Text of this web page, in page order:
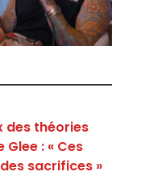
des théories
: « Ces
sacrifices »